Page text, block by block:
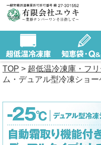
TOP > 超低温冷凍庫・フ
ム・デュアル型冷凍ショー